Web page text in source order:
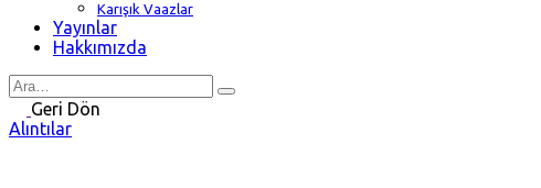
Karışık Vaazlar
Yayınlar
Hakkımızda
Search
forGeri Dön
Alıntılar